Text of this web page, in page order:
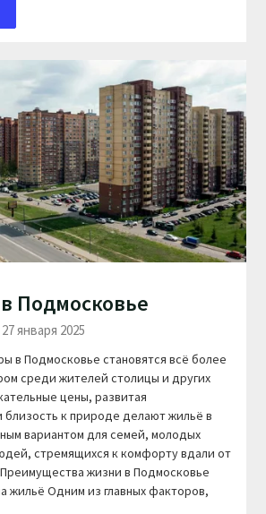
Подмосковье
января 2025
в Подмосковье становятся всё более
среди жителей столицы и других
цены, развитая
близость к природе делают жильё в
вариантом для семей, молодых
стремящихся к комфорту вдали от
жизни в Подмосковье
жильё Одним из главных факторов,